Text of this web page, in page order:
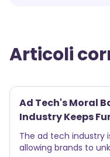
Articoli
Ad Tech's Moral
Industry Keeps
The ad tech industry
allowing brands to